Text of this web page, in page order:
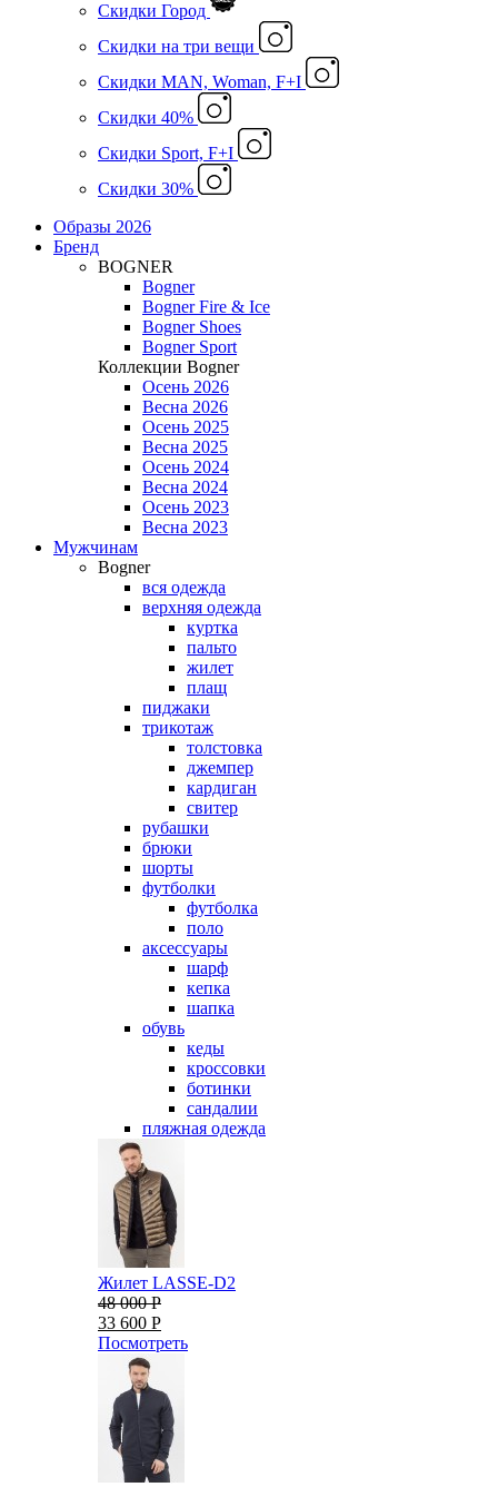
Скидки Город
Cкидки на три вещи
Скидки MAN, Woman, F+I
Скидки 40%
Скидки Sport, F+I
Скидки 30%
Образы 2026
Бренд
BOGNER
Bogner
Bogner Fire & Ice
Bogner Shoes
Bogner Sport
Коллекции Bogner
Осень 2026
Весна 2026
Осень 2025
Весна 2025
Осень 2024
Весна 2024
Осень 2023
Весна 2023
Мужчинам
Bogner
вся одежда
верхняя одежда
куртка
пальто
жилет
плащ
пиджаки
трикотаж
толстовка
джемпер
кардиган
свитер
рубашки
брюки
шорты
футболки
футболка
поло
аксессуары
шарф
кепка
шапка
обувь
кеды
кроссовки
ботинки
сандалии
пляжная одежда
Жилет LASSE-D2
48 000 Р
33 600 Р
Посмотреть